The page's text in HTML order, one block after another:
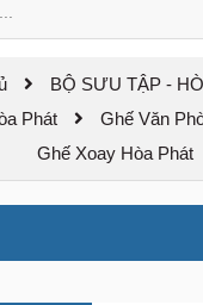
BỘ SƯU TẬP -
Phát
Ghế Văn
Ghế Xoay Hòa Phát